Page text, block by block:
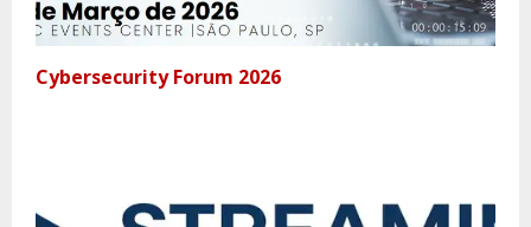
Cybersecurity Forum 2026